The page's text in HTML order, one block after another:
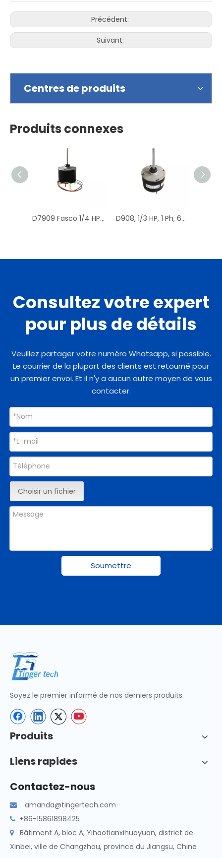
Précédent:
Suivant:
Centres de produits
Produits connexes
D7909 Fasco 1/4 HP 1075 tr/min climatiseur pompe à chaleur condensateur ventilateur moteur TENV D908, 1/3 HP, 1 Ph, 60 Hz, 208-230 V, 1075 tr/min, 1 vitesse, 48 cadres, remplacement du moteur des ventilateurs de condenseur
Consultez votre expert
pour plus de détails
Veuillez partager votre numéro Whatsapp, si possible.
Le courrier de la plupart des clients est retourné pour
un premier envoi. Et il n'y a aucun autre moyen de vous
contacter.
Choisir un fichier
Soumettre
Soyez le premier informé de nos derniers produits.
Produits
Liens rapides
Contactez-nous
 amanda@tingertech.com
 +86-15861898425

Bâtiment A, bloc A, Yihaotianxihuayuan, district de
Xinbei, ville de Changzhou, province du Jiangsu, Chine